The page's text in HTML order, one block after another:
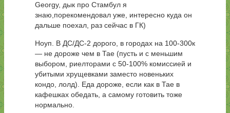
Georgy, дык про Стамбул я
знаю,порекомендовал уже, интересно куда он
дальше поехал, раз сейчас в ГК)
Ноуп. В ДС/ДС-2 дорого, в городах на 100-300к
— не дороже чем в Тае (пусть и с меньшим
выбором, риелторами с 50-100% комиссией и
убитыми хрущевками заместо новеньких
кондо, лолд). Еда дороже, если как в Тае в
кафешках обедать, а самому готовить тоже
нормально.